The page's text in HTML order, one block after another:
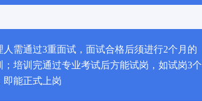
人需通过3重面试，面试合格后须进行2个月的
；培训完通过专业考试后方能试岗，如试岗3个
即能正式上岗